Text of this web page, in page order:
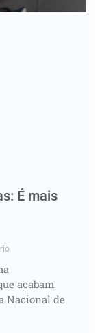
É mais
acabam
Nacional de